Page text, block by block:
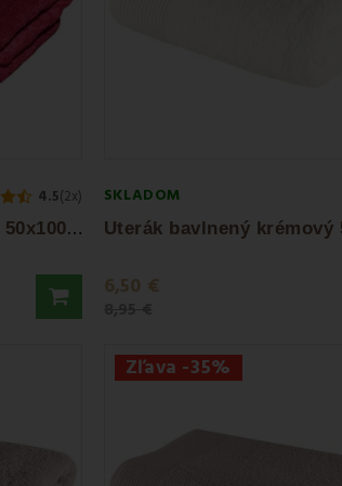
4.5(2x)
U
terák bamboo bordový 50x100 cm EMI
SKLADOM
6,50 €
Zľava -35%